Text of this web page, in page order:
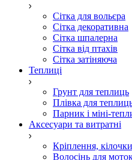
Сітка для вольєра
Сітка декоративна
Сітка шпалерна
Сітка від птахів
Сітка затіняюча
Теплиці
Грунт для теплиць
Плівка для
Парник і міні-
Аксесуари та витратні
Кріплення,
Волосінь для